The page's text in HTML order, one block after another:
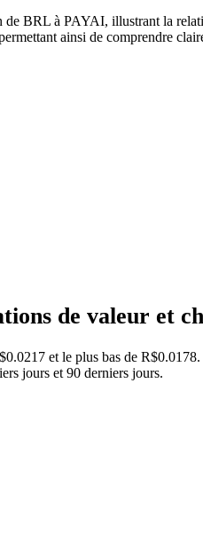
de BRL à PAYAI, illustrant la
ainsi de comprendre
de valeur et
et le plus bas de
jours et 90 derniers jours.